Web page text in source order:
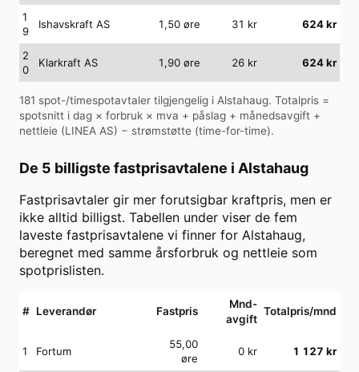
1
9
Ishavskraft AS 1,50 øre 31 kr 624kr
2
0
Klarkraft AS 1,90 øre 26 kr 624kr
181 spot-/timespotavtaler tilgjengelig i Alstahaug. Totalpris =
spotsnitt i dag × forbruk × mva + påslag + månedsavgift +
nettleie (LINEA AS) − strømstøtte (time-for-time).
De 5 billigste fastprisavtalene i Alstahaug
Fastprisavtaler gir mer forutsigbar kraftpris, men er
ikke alltid billigst. Tabellen under viser de fem
laveste fastprisavtalene vi finner for Alstahaug,
beregnet med samme årsforbruk og nettleie som
spotprislisten.
# Leverandør Fastpris
Mnd-
avgift
Totalpris/mnd
1 Fortum
55,00
øre
0 kr 1 127 kr